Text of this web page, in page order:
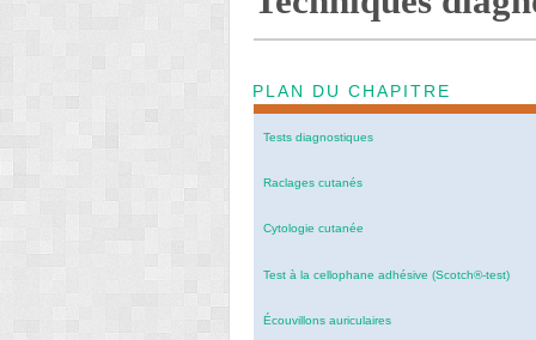
PLAN DU CHAPITRE
Tests diagnostiques
Raclages cutanés
Cytologie cutanée
Test à la cellophane adhésive (Scotch®-test)
Écouvillons auriculaires